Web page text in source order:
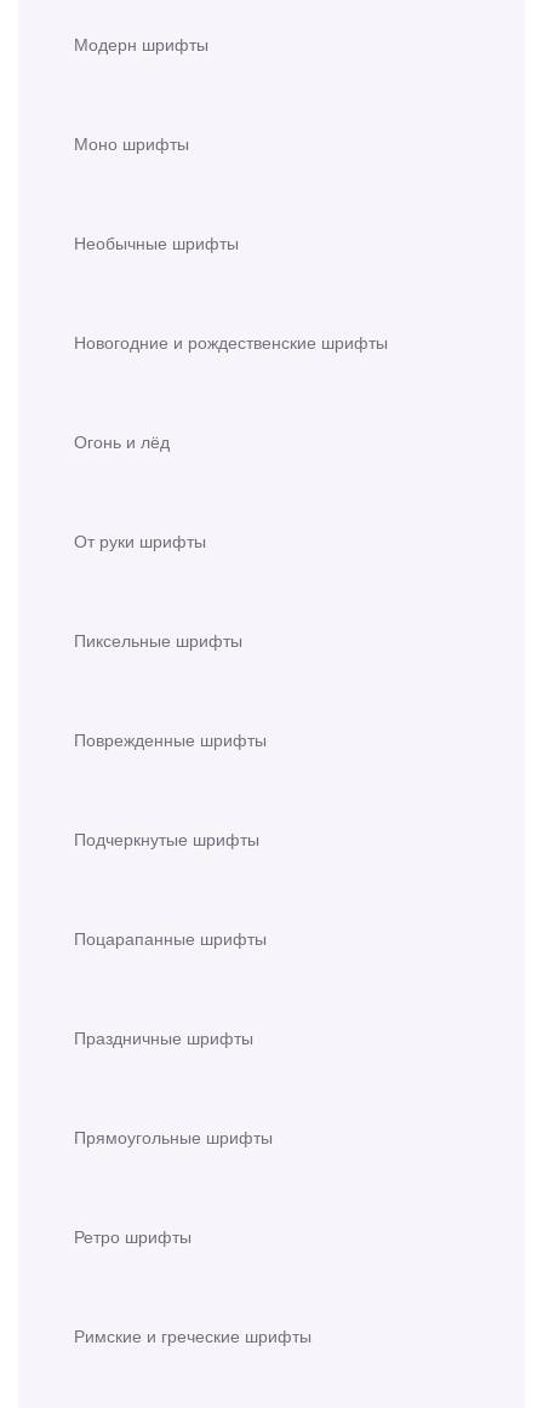
Модерн шрифты
Моно шрифты
Необычные шрифты
Новогодние и рождественские шрифты
Огонь и лёд
От руки шрифты
Пиксельные шрифты
Поврежденные шрифты
Подчеркнутые шрифты
Поцарапанные шрифты
Праздничные шрифты
Прямоугольные шрифты
Ретро шрифты
Римские и греческие шрифты